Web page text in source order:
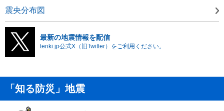
震央分布図
最新の地震情報を配信
tenki.jp公式X（旧Twitter）をご利用ください。
「知る防災」地震